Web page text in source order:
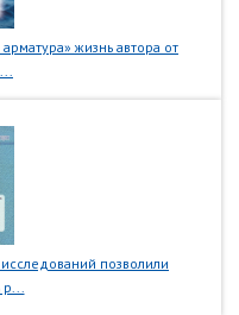
жизнь автора от
позволили